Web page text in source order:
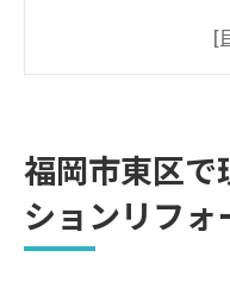
マンション
ク」リノベ
中古マンシ
福岡市東区で
ションリフ